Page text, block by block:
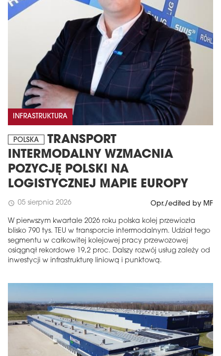
INFRASTRUKTURA
POLSKA
TRANSPORT
INTERMODALNY WZMACNIA
POZYCJĘ POLSKI NA
LOGISTYCZNEJ MAPIE EUROPY
schedule 05 sierpnia 2026 Opr./edited by MF
W pierwszym kwartale 2026 roku polska kolej przewiozła
blisko 790 tys. TEU w transporcie intermodalnym. Udział tego
segmentu w całkowitej kolejowej pracy przewozowej
osiągnął rekordowe 19,2 proc. Dalszy rozwój usług zależy od
inwestycji w infrastrukturę liniową i punktową.